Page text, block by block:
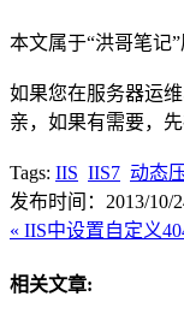
本文属于“洪哥笔记
如果您在服务器运
亲，如果有需要，
Tags: IIS IIS7 动态
发布时间：2013/10/
« IIS中设置自定义
相关文章: